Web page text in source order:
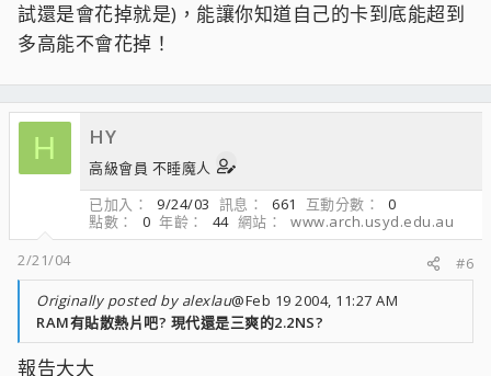
試還是會花掉就是)，能讓你知道自己的卡到底能超到
多高能不會花掉！
H HY
高級會員 不睡魔人
已加入
9/24/03 訊息 661 互動分數
0
點數
0 年齡 44 網站
www.arch.usyd.edu.au
2/21/04
#6
Originally posted by alexlau@Feb 19 2004, 11:27 AM
RAM有貼散熱片吧? 現代還是三爽的2.2NS?
報告大大